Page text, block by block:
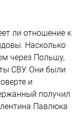
ли отношение к
Насколько
через Польшу,
СВУ. Они были
и
получил
Павлюка